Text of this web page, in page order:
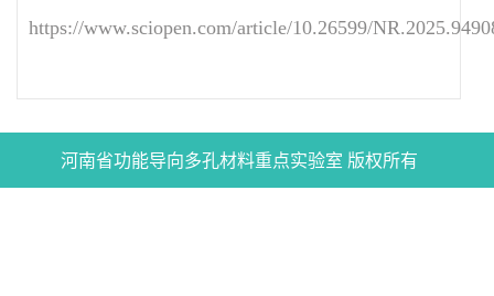
https://www.sciopen.com/article/10.26599/
河南省功能导向多孔材料重点实验室 版权所有